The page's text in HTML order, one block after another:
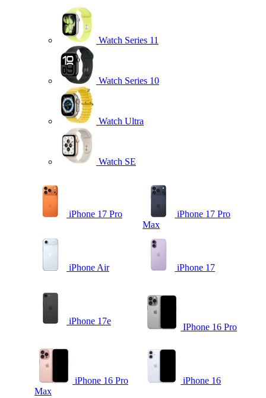
Watch Series 11
Watch Series 10
Watch Ultra
Watch SE
iPhone 17 Pro
iPhone 17 Pro
Max
iPhone Air iPhone 17
iPhone 17e
IPhone 16 Pro
iPhone 16 Pro
Max
iPhone 16